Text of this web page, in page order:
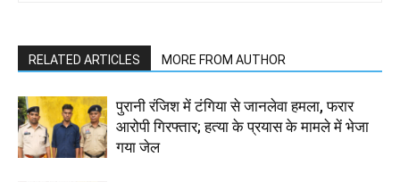
RELATED ARTICLES MORE FROM AUTHOR
पुरानी रंजिश में टंगिया से जानलेवा हमला, फरार
आरोपी गिरफ्तार; हत्या के प्रयास के मामले में भेजा
गया जेल